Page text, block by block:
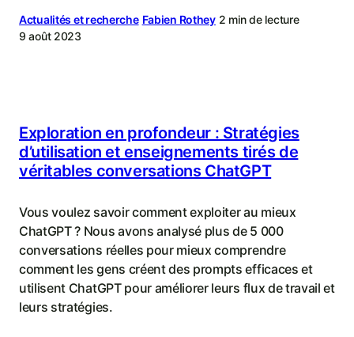
Actualités et recherche Fabien Rothey 2 min de lecture
9 août 2023
Exploration en profondeur : Stratégies
d’utilisation et enseignements tirés de
véritables conversations ChatGPT
Vous voulez savoir comment exploiter au mieux
ChatGPT ? Nous avons analysé plus de 5 000
conversations réelles pour mieux comprendre
comment les gens créent des prompts efficaces et
utilisent ChatGPT pour améliorer leurs flux de travail et
leurs stratégies.